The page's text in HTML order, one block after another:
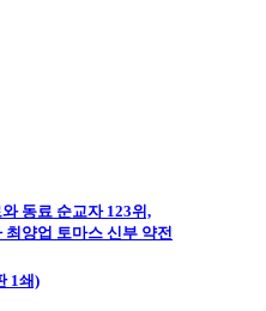
동료 순교자 123위,
양업 토마스 신부 약전
1쇄)